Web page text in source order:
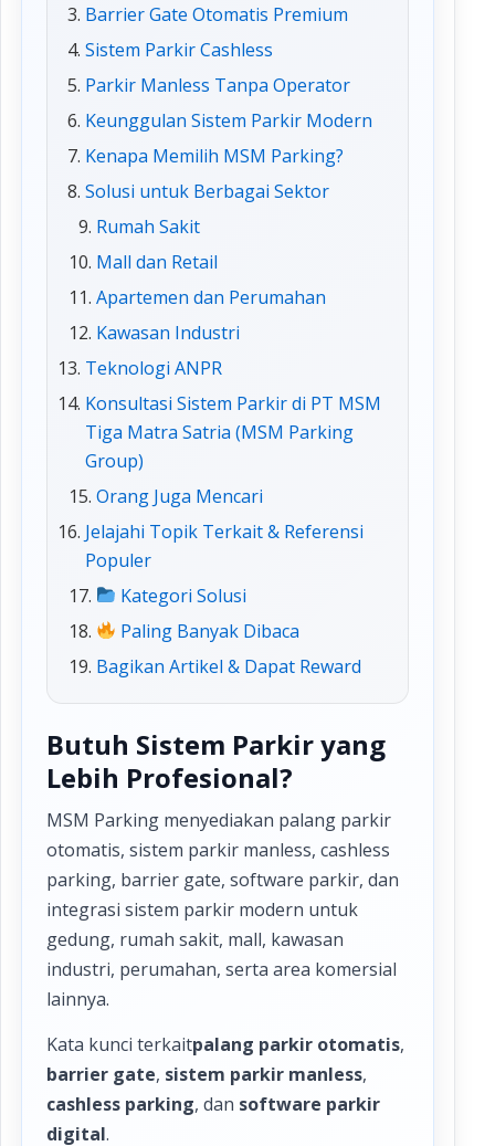
Barrier Gate Otomatis Premium
Sistem Parkir Cashless
Parkir Manless Tanpa Operator
Keunggulan Sistem Parkir Modern
Kenapa Memilih MSM Parking?
Solusi untuk Berbagai Sektor
Rumah Sakit
Mall dan Retail
Apartemen dan Perumahan
Kawasan Industri
Teknologi ANPR
Konsultasi Sistem Parkir di PT MSM
Tiga Matra Satria (MSM Parking
Group)
Orang Juga Mencari
Jelajahi Topik Terkait & Referensi
Populer
Kategori Solusi
Paling Banyak Dibaca
Bagikan Artikel & Dapat Reward
Butuh Sistem Parkir yang
Lebih Profesional?
MSM Parking menyediakan palang parkir
otomatis, sistem parkir manless, cashless
parking, barrier gate, software parkir, dan
integrasi sistem parkir modern untuk
gedung, rumah sakit, mall, kawasan
industri, perumahan, serta area komersial
lainnya.
Kata kunci terkaitpalang parkir otomatis,
barrier gate, sistem parkir manless,
cashless parking, dan software parkir
digital.